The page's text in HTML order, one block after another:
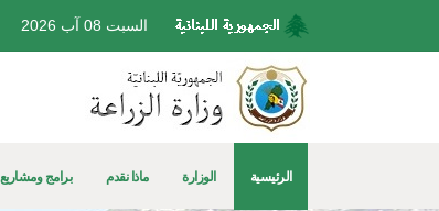
السبت 08 آب 2026
الرئيسية الوزارة ماذا نقدم برامج ومشاريع